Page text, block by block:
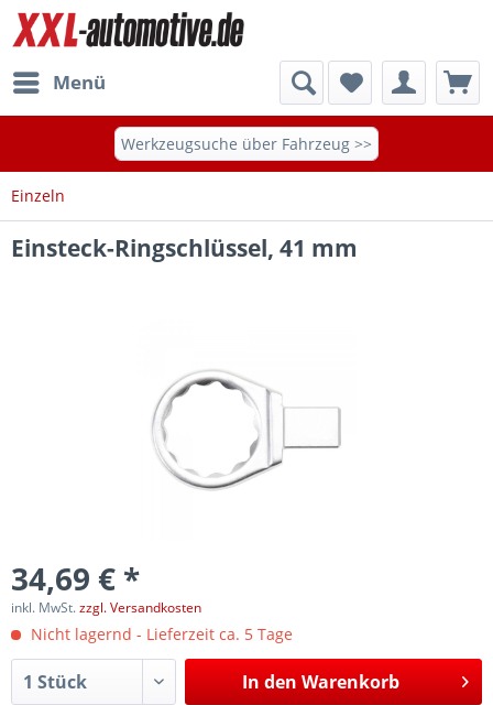
Menü
Werkzeugsuche über Fahrzeug >>
Einzeln
Einsteck-Ringschlüssel, 41 mm
34,69 € *
inkl. MwSt.zzgl. Versandkosten
Nicht lagernd - Lieferzeit ca. 5 Tage
In den Warenkorb